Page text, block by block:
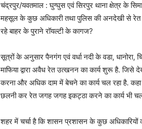
चंद्रपुर/यवतमाल : घुग्घुस एवं सिरपुर थाना क्षेत्र के
महसूल के कुछ अधिकारी तथा पुलिस की अनदेखी से
रहे बाहर के पुराने रॉयल्टी के कागज?
सूत्रों के अनुसार पैनगंग एवं वर्धा नदी के वडा, धानोरा,
माफिया द्वारा अवैध रेत उत्खनन का कार्य शुरू है.
करना और अधिक दाम में बेचने का कार्य चल रहा है.
छलनी कर रेत जगह जगह इकट्ठा करने का कार्य भी चल
शहर में चर्चा है कि शासन प्रशासन के कुछ